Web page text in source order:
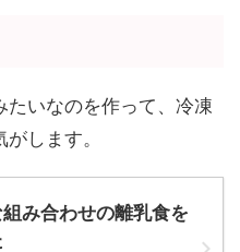
たいなのを作って、冷凍
します。
み合わせの離乳食を